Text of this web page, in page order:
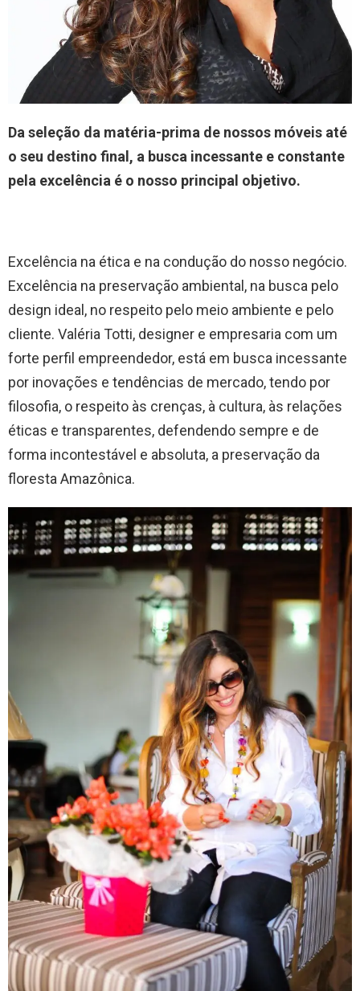
Da seleção da matéria-prima de nossos móveis até
o seu destino final, a busca incessante e constante
pela excelência é o nosso principal objetivo.
Excelência na ética e na condução do nosso negócio.
Excelência na preservação ambiental, na busca pelo
design ideal, no respeito pelo meio ambiente e pelo
cliente. Valéria Totti, designer e empresaria com um
forte perfil empreendedor, está em busca incessante
por inovações e tendências de mercado, tendo por
filosofia, o respeito às crenças, à cultura, às relações
éticas e transparentes, defendendo sempre e de
forma incontestável e absoluta, a preservação da
floresta Amazônica.